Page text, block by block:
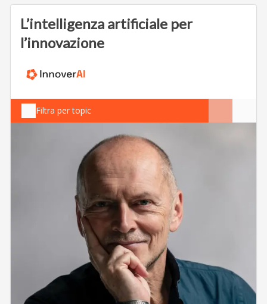
L’intelligenza artificiale per
l’innovazione
Filtra per topic